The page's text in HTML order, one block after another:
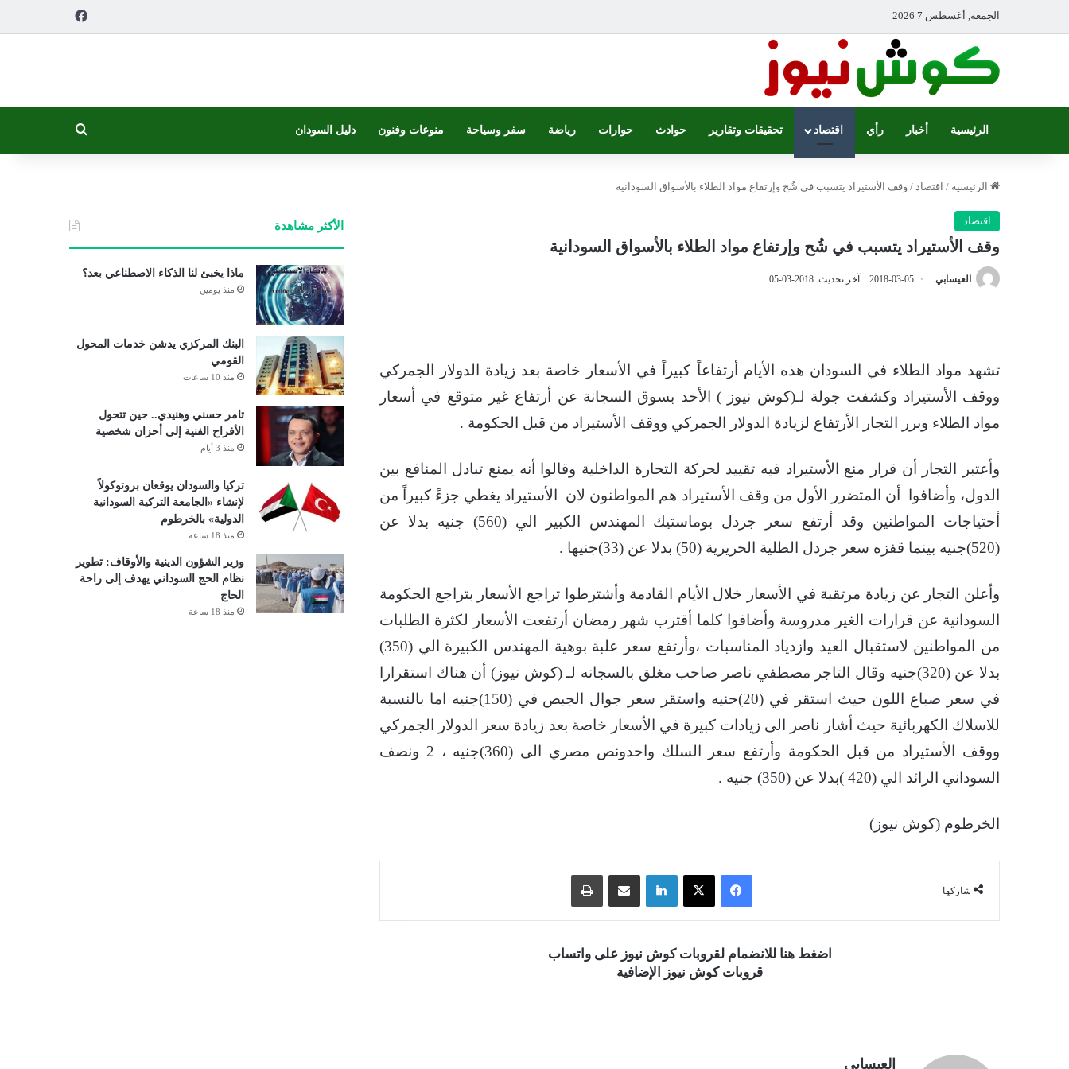
الجمعة, أغسطس 7 2026
الرئيسية أخبار رأي اقتصاد تحقيقات وتقارير حوادث حوارات رياضة سفر وسياحة منوعات وفنون دليل السودان
الرئيسية / اقتصاد / وقف الأستيراد يتسبب في شُح وإرتفاع مواد الطلاء بالأسواق السودانية
اقتصاد
وقف الأستيراد يتسبب في شُح وإرتفاع مواد الطلاء بالأسواق السودانية
العيسابي 2018-03-05 آخر تحديث: 2018-03-05
تشهد مواد الطلاء في السودان هذه الأيام أرتفاعاً كبيراً في الأسعار خاصة بعد زيادة الدولار الجمركي
ووقف الأستيراد وكشفت جولة لـ(كوش نيوز ) الأحد بسوق السجانة عن أرتفاع غير متوقع في أسعار
مواد الطلاء وبرر التجار الأرتفاع لزيادة الدولار الجمركي ووقف الأستيراد من قبل الحكومة .
وأعتبر التجار أن قرار منع الأستيراد فيه تقييد لحركة التجارة الداخلية وقالوا أنه يمنع تبادل المنافع بين
الدول، وأضافوا أن المتضرر الأول من وقف الأستيراد هم المواطنون لان الأستيراد يغطي جزءً كبيراً من
أحتياجات المواطنين وقد أرتفع سعر جردل بوماستيك المهندس الكبير الي (560) جنيه بدلا عن
(520)جنيه بينما قفزه سعر جردل الطلية الحريرية (50) بدلا عن (33)جنيها .
وأعلن التجار عن زيادة مرتقبة في الأسعار خلال الأيام القادمة وأشترطوا تراجع الأسعار بتراجع الحكومة
السودانية عن قرارات الغير مدروسة وأضافوا كلما أقترب شهر رمضان أرتفعت الأسعار لكثرة الطلبات
من المواطنين لاستقبال العيد وازدياد المناسبات ،وأرتفع سعر علبة بوهية المهندس الكبيرة الي (350)
بدلا عن (320)جنيه وقال التاجر مصطفي ناصر صاحب مغلق بالسجانه لـ (كوش نيوز) أن هناك استقرارا
في سعر صباع اللون حيث استقر في (20)جنيه واستقر سعر جوال الجبص في (150)جنيه اما بالنسبة
للاسلاك الكهربائية حيث أشار ناصر الى زيادات كبيرة في الأسعار خاصة بعد زيادة سعر الدولار الجمركي
ووقف الأستيراد من قبل الحكومة وأرتفع سعر السلك واحدونص مصري الى (360)جنيه ، 2 ونصف
السوداني الرائد الي (420 )بدلا عن (350) جنيه .
الخرطوم (كوش نيوز)
شاركها
فيسبوك ‫X لينكدإن مشاركة عبر البريد
اضغط هنا للانضمام لقروبات كوش نيوز على واتساب
قروبات كوش نيوز الإضافية
العيسابي
الأكثر مشاهدة
ماذا يخبئ لنا الذكاء الاصطناعي بعد؟
منذ يومين
البنك المركزي يدشن خدمات المحول
القومي
منذ 10 ساعات
تامر حسني وهنيدي.. حين تتحول
الأفراح الفنية إلى أحزان شخصية
منذ 3 أيام
تركيا والسودان يوقعان بروتوكولاً
لإنشاء «الجامعة التركية السودانية
الدولية» بالخرطوم
منذ 18 ساعة
وزير الشؤون الدينية والأوقاف: تطوير
نظام الحج السوداني يهدف إلى راحة
الحاج
منذ 18 ساعة